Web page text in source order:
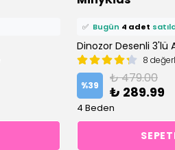
5 kişi
✅ Bugün 4 adet
Dinozor Desenli 3'lü
8
%39 ₺ 479.00
₺ 289.99
4 Beden